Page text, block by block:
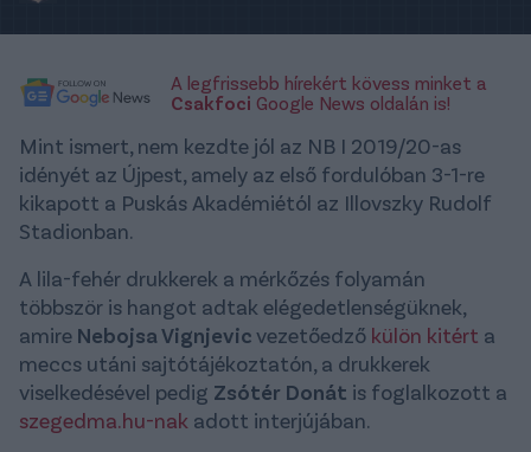
A legfrissebb hírekért kövess minket a
Csakfoci Google News oldalán is!
Mint ismert, nem kezdte jól az NB I 2019/20-as
idényét az Újpest, amely az első fordulóban 3-1-re
kikapott a Puskás Akadémiétól az Illovszky Rudolf
Stadionban.
A lila-fehér drukkerek a mérkőzés folyamán
többször is hangot adtak elégedetlenségüknek,
amire Nebojsa Vignjevicvezetőedző külön kitért a
meccs utáni sajtótájékoztatón, a drukkerek
viselkedésével pedig Zsótér Donát is foglalkozott a
szegedma.hu-nak adott interjújában.